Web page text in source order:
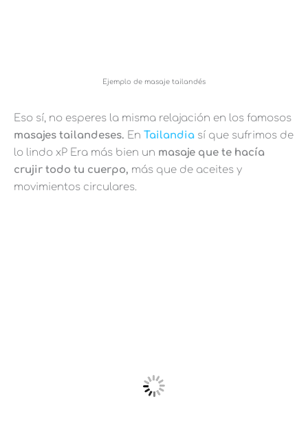
Ejemplo de masaje tailandés
Eso sí, no esperes la misma relajación en los famosos
masajes tailandeses. En Tailandia sí que sufrimos de
lo lindo xP Era más bien un masaje que te hacía
crujir todo tu cuerpo, más que de aceites y
movimientos circulares.